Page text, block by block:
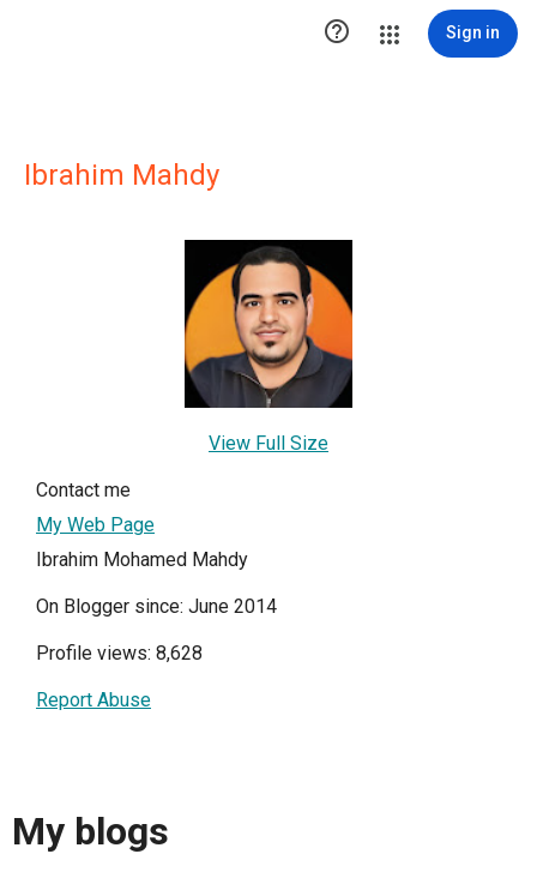
 Sign in
Ibrahim Mahdy
View Full Size
Contact me
My Web Page
Ibrahim Mohamed Mahdy
On Blogger since: June 2014
Profile views: 8,628
Report Abuse
My blogs